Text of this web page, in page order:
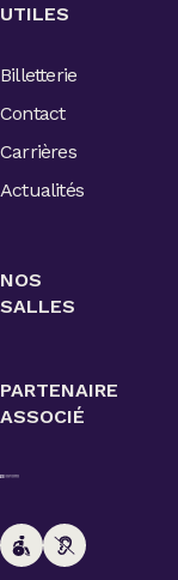
UTILES
Billetterie
Contact
Carrières
Actualités
NOS
SALLES
PARTENAIRE
ASSOCIÉ